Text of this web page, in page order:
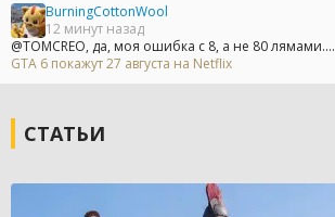
BurningCottonWool
12 минут назад
@TOMCREO, да, моя ошибка с 8, а не 80 лямами....
GTA 6 покажут 27 августа на Netflix
СТАТЬИ